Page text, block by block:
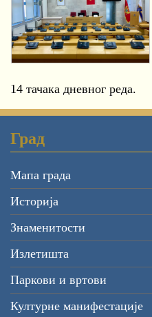
14 тачака дневног реда.
Град
Мапа града
Историја
Знаменитости
Излетишта
Паркови и вртови
Културне манифестације